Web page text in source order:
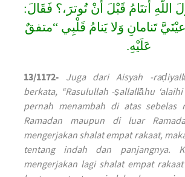
أَتنَامُ قَبْلَ أَنْ تُوترَ،؟ فَقَالَ:
تَنامانِ وَلا يَنامُ قَلْبِي “متفقٌ
عَلَيْهِ.
13/1172-
Juga dari Aisyah -
berkata, “Rasulullah -ṣallallāhu
pernah menambah di atas sebelas
Ramadan maupun di luar
mengerjakan shalat empat rakaat,
tentang indah dan panjangnya.
mengerjakan lagi shalat empat